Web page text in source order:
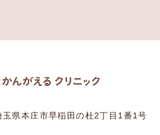
玉県本庄市早稲田の杜2丁目1番1号